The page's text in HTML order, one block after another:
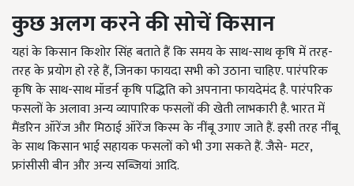
कुछ अलग करने की सोचें किसान
यहां के किसान किशोर सिंह बताते हैं कि समय के साथ-साथ कृषि में तरह-
तरह के प्रयोग हो रहे हैं, जिनका फायदा सभी को उठाना चाहिए. पारंपरिक
कृषि के साथ-साथ मॉडर्न कृषि पद्धिति को अपनाना फायदेमंद है. पारंपरिक
फसलों के अलावा अन्य व्यापारिक फसलों की खेती लाभकारी है. भारत में
मैंडरिन ऑरेंज और मिठाई ऑरेंज किस्म के नींबू उगाए जाते हैं. इसी तरह नींबू
के साथ किसान भाई सहायक फसलों को भी उगा सकते हैं. जैसे- मटर,
फ्रांसीसी बीन और अन्य सब्जियां आदि.